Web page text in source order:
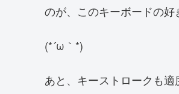
のが、このキーボードの好
(*´ω｀*)
あと、キーストロークも適